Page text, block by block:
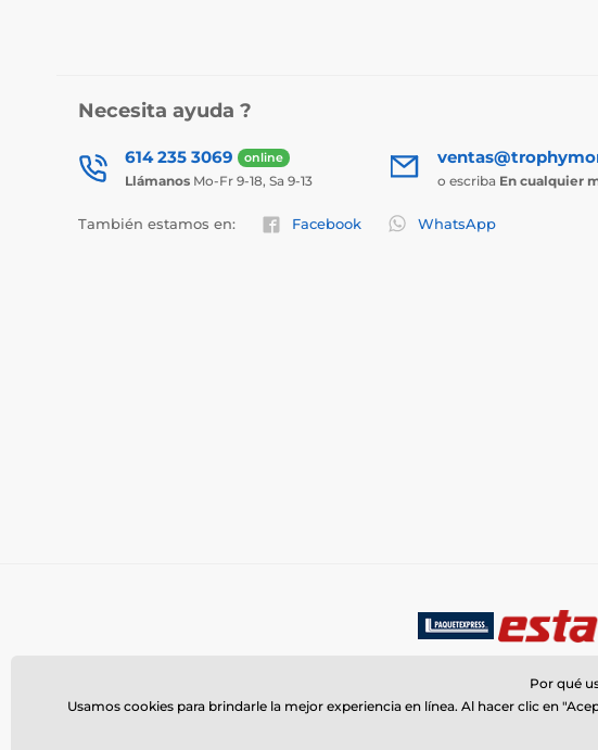
Necesita ayuda ?
614 235 3069 online
Llámanos Mo-Fr 9-18, Sa 9-13 o escriba En cualquier
También estamos en: Facebook WhatsApp
© 2026
Por qué
Usamos cookies para brindarle la mejor experiencia en línea. Al hacer clic en